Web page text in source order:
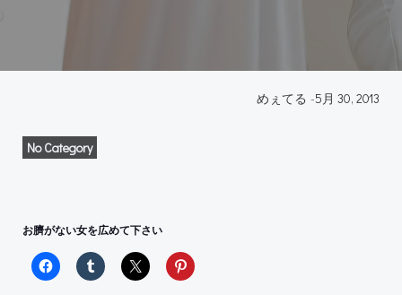
めぇてる -5月 30, 2013
No Category
お臍がない女を広めて下さい